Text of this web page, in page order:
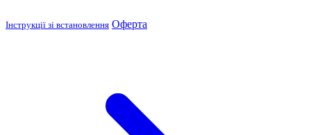
Інструкції зі встановлення Оферта